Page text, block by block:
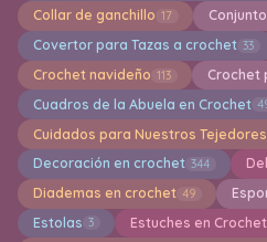
Collar de ganchillo 17
Covertor para Tazas a crochet 33
Crochet navideño 113 Crochet
Cuadros de la Abuela en Crochet
Cuidados para Nuestros Tejedores
Decoración en crochet 344
Diademas en crochet 49
Estolas 3 Estuches en Crochet